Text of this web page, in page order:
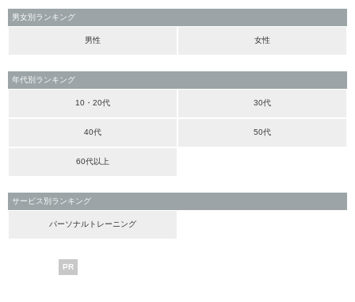
男女別ランキング
男性 女性
年代別ランキング
10・20代 30代
40代 50代
60代以上
サービス別ランキング
パーソナルトレーニング
PR